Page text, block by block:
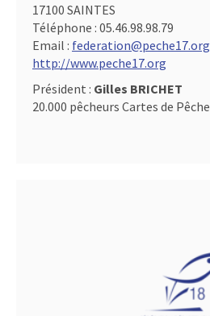
17100 SAINTES
Téléphone : 05.46.98.98.79
Email : federation@peche17.org
http://www.peche17.org
Président : Gilles BRICHET
20.000 pêcheurs Cartes de Pêche